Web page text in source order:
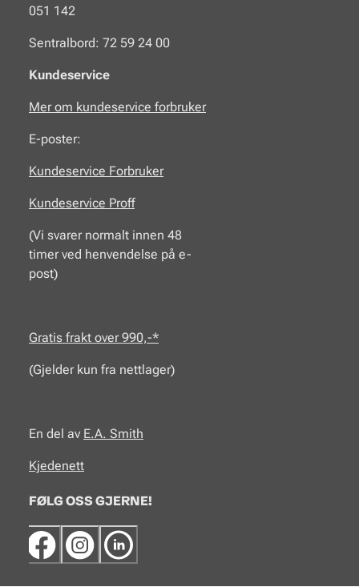
051 142
Sentralbord: 72 59 24 00
Kundeservice
Mer om kundeservice forbruker
E-poster:
Kundeservice Forbruker
Kundeservice Proff
(Vi svarer normalt innen 48
timer ved henvendelse på e-
post)
Gratis frakt over 990,-*
(Gjelder kun fra nettlager)
En del av E.A. Smith
Kjedenett
FØLG OSS GJERNE!